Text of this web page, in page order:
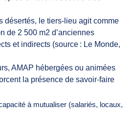
désertés, le tiers-lieu agit comme
de 2 500 m2 d’anciennes
et indirects (source : Le Monde,
AMAP hébergées ou animées
la présence de savoir-faire
à mutualiser (salariés, locaux,